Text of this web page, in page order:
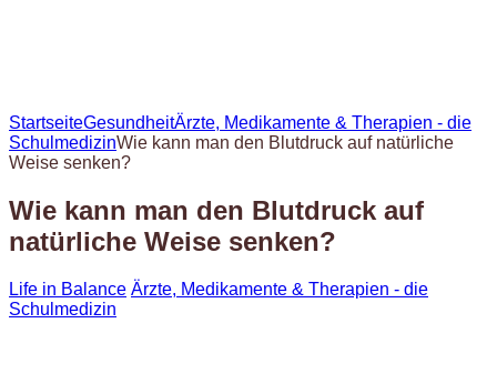
StartseiteGesundheitÄrzte, Medikamente & Therapien - die
SchulmedizinWie kann man den Blutdruck auf natürliche
Weise senken?
Wie kann man den Blutdruck auf
natürliche Weise senken?
Life in Balance Ärzte, Medikamente & Therapien - die
Schulmedizin